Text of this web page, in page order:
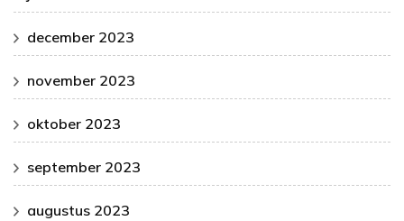
december 2023
november 2023
oktober 2023
september 2023
augustus 2023